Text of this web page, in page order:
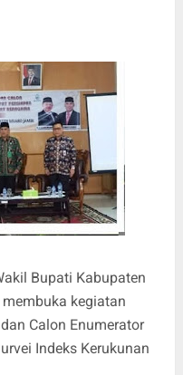
Bupati Kabupaten
kegiatan
Calon Enumerator
Indeks Kerukunan